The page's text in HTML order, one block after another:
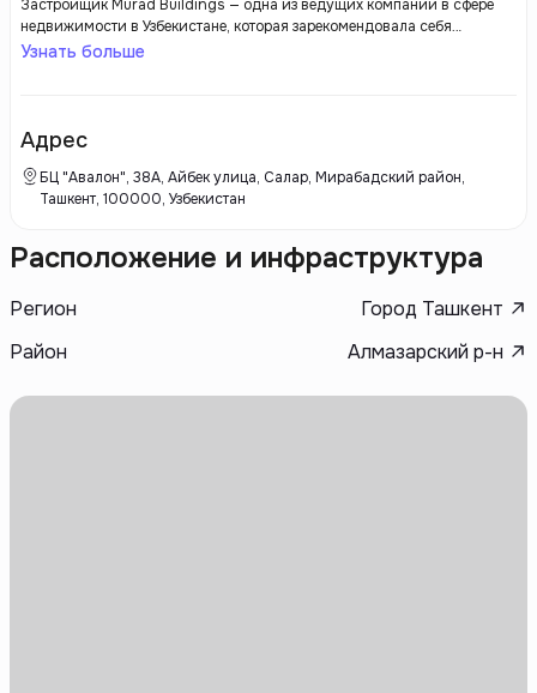
Застройщик Murad Buildings — одна из ведущих компаний в сфере
недвижимости в Узбекистане, которая зарекомендовала себя
благодаря качеству своих проектов и современным архитектурным
работы.
Узнать больше
Адрес
БЦ "Авалон", 38А, Айбек улица, Салар, Мирабадский район,
Ташкент, 100000, Узбекистан
Расположение и инфраструктура
Регион
Город Ташкент
Район
Алмазарский р-н